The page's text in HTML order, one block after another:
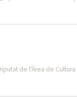
de l'Àrea de Cultura